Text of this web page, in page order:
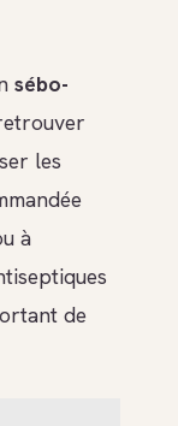
sébo-
les
à
de